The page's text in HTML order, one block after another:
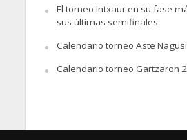
El torneo Intxaur en su fase
sus últimas semifinales
Calendario torneo Aste
Calendario torneo Gartzaron